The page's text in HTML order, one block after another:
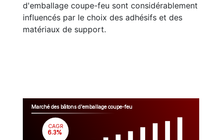
d'emballage coupe-feu sont considérablement
influencés par le choix des adhésifs et des
matériaux de support.
Marché des bâtons d'emballage coupe-feu
CAGR
6.3%